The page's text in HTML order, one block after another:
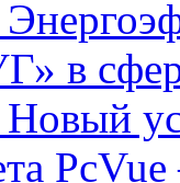
в
PcVue